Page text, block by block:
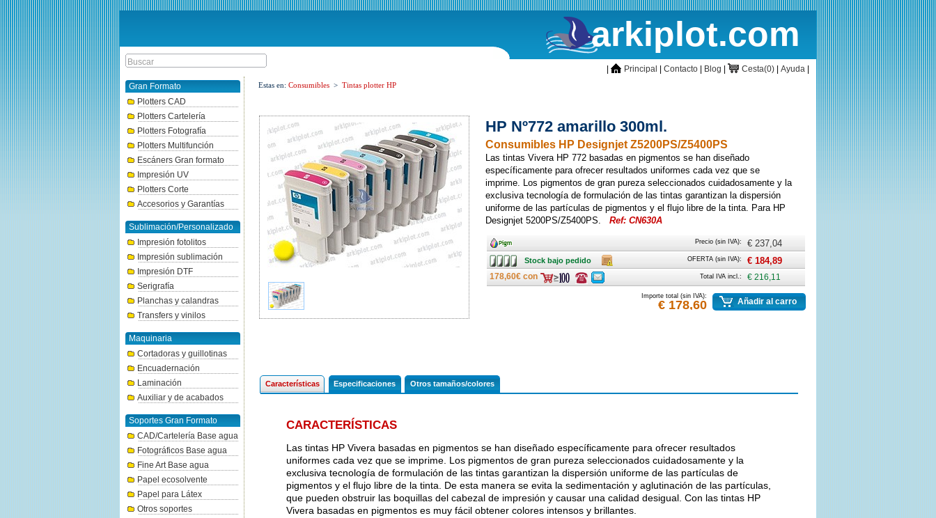
arkiplot.com
inicioPrincipal Contacto Blog CestaCesta(0) Ayuda
Gran Formato
Plotters CAD
Plotters Cartelería
Plotters Fotografía
Plotters Multifunción
Escáners Gran formato
Impresión UV
Plotters Corte
Accesorios y Garantías
Sublimación/Personalizado
Impresión fotolitos
Impresión sublimación
Impresión DTF
Serigrafía
Planchas y calandras
Transfers y vinilos
Maquinaria
Cortadoras y guillotinas
Encuadernación
Laminación
Auxiliar y de acabados
Soportes Gran Formato
CAD/Cartelería Base agua
Fotográficos Base agua
Fine Art Base agua
Papel ecosolvente
Papel para Látex
Otros soportes
Estas en: Consumibles > Tintas plotter HP
HP Nº772 amarillo 300ml.
Consumibles HP Designjet Z5200PS/Z5400PS
Las tintas Vivera HP 772 basadas en pigmentos se han diseñado
específicamente para ofrecer resultados uniformes cada vez que se
imprime. Los pigmentos de gran pureza seleccionados cuidadosamente y la
exclusiva tecnología de formulación de las tintas garantizan la dispersión
uniforme de las partículas de pigmentos y el flujo libre de la tinta. Para HP
Designjet 5200PS/Z5400PS.
Ref: CN630A
Ancho Precio (sin IVA): € 237,04
Stock
bajo
pedido
Stock bajo pedido Caja OFERTA (sin IVA): € 184,89
178,60€ con
Consulte
ofertas
Consulte
ofertas
Total IVA incl.: € 216,11
Importe total (sin IVA):
€ 178,60 Añadir al carro
Características Especificaciones Otros tamaños/colores
CARACTERÍSTICAS
Las tintas HP Vivera basadas en pigmentos se han diseñado específicamente para ofrecer resultados
uniformes cada vez que se imprime. Los pigmentos de gran pureza seleccionados cuidadosamente y la
exclusiva tecnología de formulación de las tintas garantizan la dispersión uniforme de las partículas de
pigmentos y el flujo libre de la tinta. De esta manera se evita la sedimentación y aglutinación de las partículas,
que pueden obstruir las boquillas del cabezal de impresión y causar una calidad desigual. Con las tintas HP
Vivera basadas en pigmentos es muy fácil obtener colores intensos y brillantes.